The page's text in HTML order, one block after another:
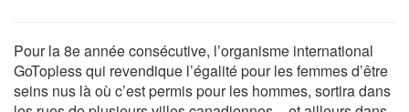
Pour la 8e année consécutive, l’organisme international
GoTopless qui revendique l’égalité pour les femmes d’être
seins nus là où c’est permis pour les hommes, sortira dans